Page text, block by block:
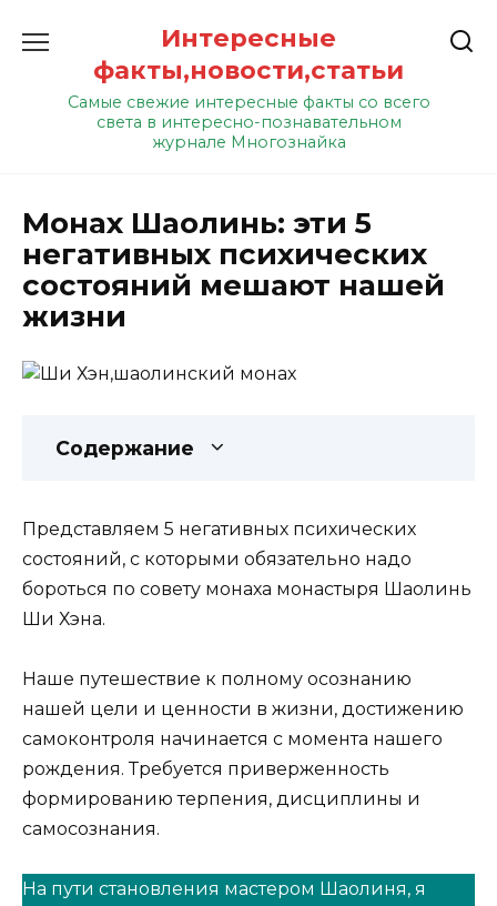
содержанию
Интересные
факты,новости,статьи
Самые свежие интересные факты со всего
света в интересно-познавательном
журнале Многознайка
Монах Шаолинь: эти 5
негативных психических
состояний мешают нашей
жизни
Содержание
Представляем 5 негативных психических
состояний, с которыми обязательно надо
бороться по совету монаха монастыря Шаолинь
Ши Хэна.
Наше путешествие к полному осознанию
нашей цели и ценности в жизни, достижению
самоконтроля начинается с момента нашего
рождения. Требуется приверженность
формированию терпения, дисциплины и
самосознания.
На пути становления мастером Шаолиня, я